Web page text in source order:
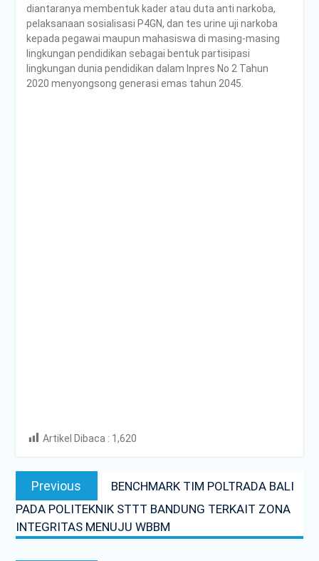
diantaranya membentuk kader atau duta anti narkoba,
pelaksanaan sosialisasi P4GN, dan tes urine uji narkoba
kepada pegawai maupun mahasiswa di masing-masing
lingkungan pendidikan sebagai bentuk partisipasi
lingkungan dunia pendidikan dalam Inpres No 2 Tahun
2020 menyongsong generasi emas tahun 2045.
Artikel Dibaca : 1,620
Post
navigation
Previous
post:
BENCHMARK TIM POLTRADA BALI
PADA POLITEKNIK STTT BANDUNG TERKAIT ZONA
INTEGRITAS MENUJU WBBM